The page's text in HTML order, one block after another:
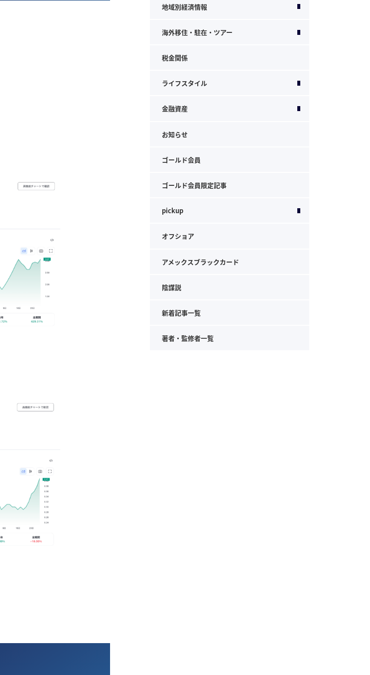
地域別経済情報
海外移住・駐在・ツアー
税金関係
ライフスタイル
金融資産
お知らせ
ゴールド会員
ゴールド会員限定記事
pickup
オフショア
アメックスブラックカード
陰謀説
新着記事一覧
著者・監修者一覧